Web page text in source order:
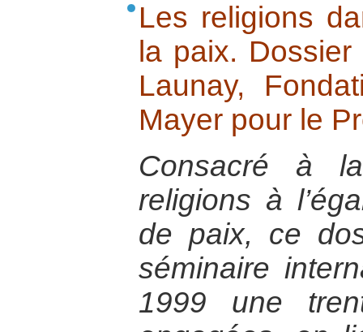
Les religions
la paix.
Launay,
Mayer pour le
Consacré à
religions à
de paix, ce
séminaire
1999 une